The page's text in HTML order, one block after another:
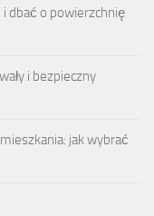
i dbać o powierzchnię
i bezpieczny
jak wybrać